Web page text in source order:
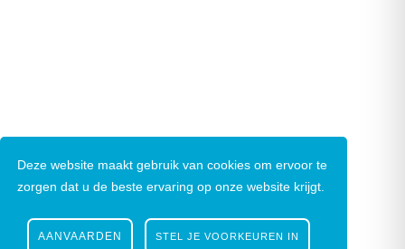
Deze website maakt gebruik van cookies om ervoor te
zorgen dat u de beste ervaring op onze website krijgt.
STEL JE VOORKEUREN IN
AANVAARDEN